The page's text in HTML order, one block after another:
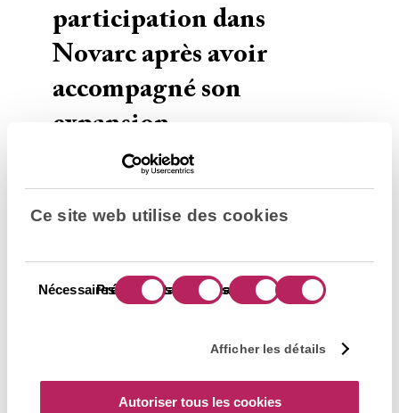
Ce site web utilise des cookies
NécessairesPréférencesStatistiquesMarketing
Afficher les détails
Autoriser tous les cookies
participation dans
Novarc après avoir
accompagné son
expansion
internationale
CAPZA annonce sa sortie du capital de